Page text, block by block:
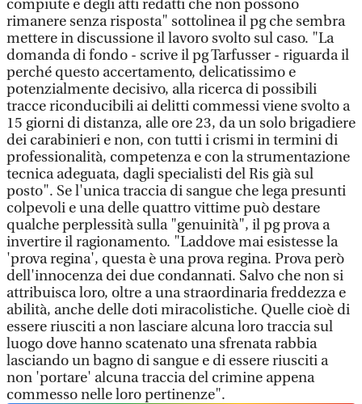
compiute e degli atti redatti che non possono
rimanere senza risposta" sottolinea il pg che sembra
mettere in discussione il lavoro svolto sul caso. "La
domanda di fondo - scrive il pg Tarfusser - riguarda il
perché questo accertamento, delicatissimo e
potenzialmente decisivo, alla ricerca di possibili
tracce riconducibili ai delitti commessi viene svolto a
15 giorni di distanza, alle ore 23, da un solo brigadiere
dei carabinieri e non, con tutti i crismi in termini di
professionalità, competenza e con la strumentazione
tecnica adeguata, dagli specialisti del Ris già sul
posto". Se l'unica traccia di sangue che lega presunti
colpevoli e una delle quattro vittime può destare
qualche perplessità sulla "genuinità", il pg prova a
invertire il ragionamento. "Laddove mai esistesse la
'prova regina', questa è una prova regina. Prova però
dell'innocenza dei due condannati. Salvo che non si
attribuisca loro, oltre a una straordinaria freddezza e
abilità, anche delle doti miracolistiche. Quelle cioè di
essere riusciti a non lasciare alcuna loro traccia sul
luogo dove hanno scatenato una sfrenata rabbia
lasciando un bagno di sangue e di essere riusciti a
non 'portare' alcuna traccia del crimine appena
commesso nelle loro pertinenze".